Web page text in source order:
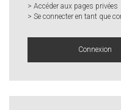
> Accéder aux pages privées
> Se connecter en tant que
Connexion